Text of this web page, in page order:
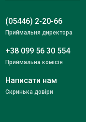
(05446) 2-20-66
Приймальня директора
+38 099 56 30 554
Приймальна комісія
Написати нам
Скринька довіри